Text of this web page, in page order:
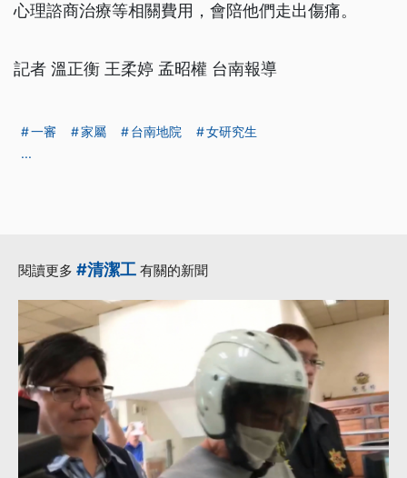
心理諮商治療等相關費用，會陪他們走出傷痛。
記者 溫正衡 王柔婷 孟昭權 台南報導
一審 家屬 台南地院
女研究生
...
閱讀更多 #清潔工 有關的新聞